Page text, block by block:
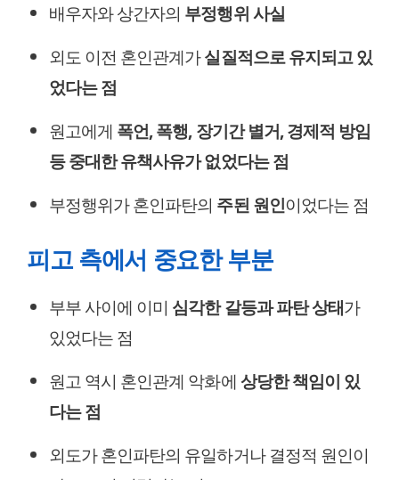
배우자와 상간자의 부정행위 사실
외도 이전 혼인관계가실질적으로 유지되고 있
었다는 점
원고에게 폭언, 폭행, 장기간 별거, 경제적 방임
등 중대한 유책사유가 없었다는 점
부정행위가 혼인파탄의 주된 원인이었다는 점
피고 측에서 중요한 부분
부부 사이에 이미 심각한 갈등과 파탄 상태가
있었다는 점
원고 역시 혼인관계 악화에 상당한 책임이 있
다는 점
외도가 혼인파탄의 유일하거나 결정적 원인이